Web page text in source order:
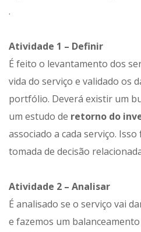
.
Atividade 1 – Definir
É feito o levantamento dos
vida do serviço e validado os
portfólio. Deverá existir um
um estudo de retorno do
associado a cada serviço.
tomada de decisão
Atividade 2 – Analisar
É analisado se o serviço vai
e fazemos um